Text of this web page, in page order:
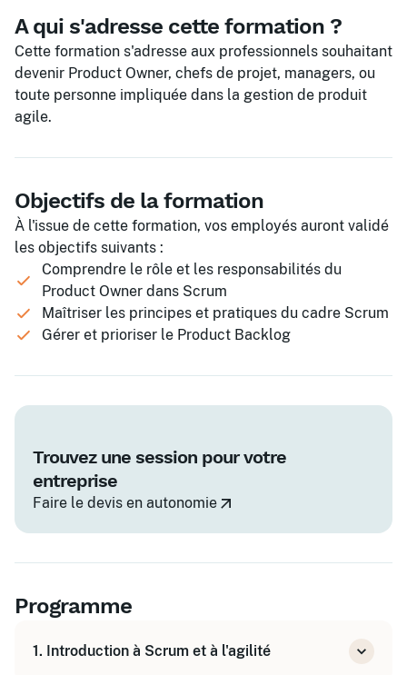
A qui s'adresse cette formation ?
Cette formation s'adresse aux professionnels souhaitant
devenir Product Owner, chefs de projet, managers, ou
toute personne impliquée dans la gestion de produit
agile.
Objectifs de la formation
À l'issue de cette formation, vos employés auront validé
les objectifs suivants :
Comprendre le rôle et les responsabilités du
Product Owner dans Scrum
Maîtriser les principes et pratiques du cadre Scrum
Gérer et prioriser le Product Backlog
Trouvez une session pour votre
entreprise
Faire le devis en autonomie
Programme
1. Introduction à Scrum et à l'agilité